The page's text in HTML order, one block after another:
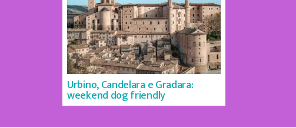
Urbino, Candelara e Gradara:
weekend dog friendly